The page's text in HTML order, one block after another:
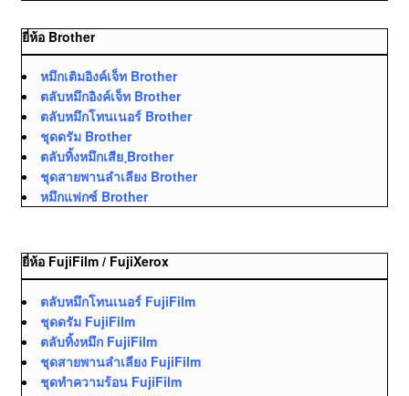
ยี่ห้อ Brother
หมึกเติมอิงค์เจ็ท Brother
ตลับหมึกอิงค์เจ็ท Brother
ตลับหมึกโทนเนอร์ Brother
ชุดดรัม Brother
ตลับทิ้งหมึกเสีย ฺBrother
ชุดสายพานลำเลียง Brother
หมึกแฟกซ์ Brother
ยี่ห้อ FujiFilm / FujiXerox
ตลับหมึกโทนเนอร์ FujiFilm
ชุดดรัม FujiFilm
ตลับทิ้งหมึก FujiFilm
ชุดสายพานลำเลียง FujiFilm
ชุดทำความร้อน FujiFilm